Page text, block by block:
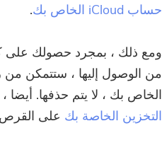
حساب iCloud الخاص بك
.
ومع ذلك ، بمجرد حصولك على كل
الخاص بك ، لا يتم حذفها.
التخزين الخاصة بك على